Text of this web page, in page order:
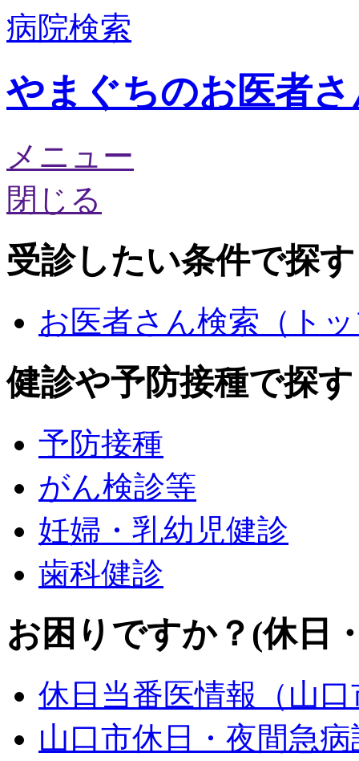
病院検索
やまぐちのお医者
メニュー
閉じる
受診したい条件で探す
お医者さん検索（ト
健診や予防接種で探す
予防接種
がん検診等
妊婦・乳幼児健診
歯科健診
お困りですか？ (休日
休日当番医情報（山
山口市休日・夜間急